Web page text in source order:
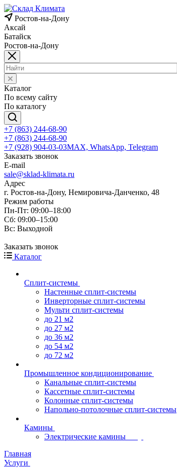
Ростов-на-Дону
Аксай
Батайск
Ростов-на-Дону
Каталог
По всему сайту
По каталогу
+7 (863) 244-68-90
+7 (863) 244-68-90
+7 (928) 904-03-03MAX, WhatsApp, Telegram
Заказать звонок
E-mail
sale@sklad-klimata.ru
Адрес
г. Ростов-на-Дону, Немировича-Данченко, 48
Режим работы
Пн-Пт: 09:00–18:00
Сб: 09:00–15:00
Вс: Выходной
Заказать звонок
Каталог
Сплит-системы
Настенные сплит-системы
Инверторные сплит-системы
Мульти сплит-системы
до 21 м2
до 27 м2
до 36 м2
до 54 м2
до 72 м2
Промышленное кондиционирование
Канальные сплит-системы
Кассетные сплит-системы
Колонные сплит-системы
Напольно-потолочные сплит-системы
Камины
Электрические камины
Главная
Услуги